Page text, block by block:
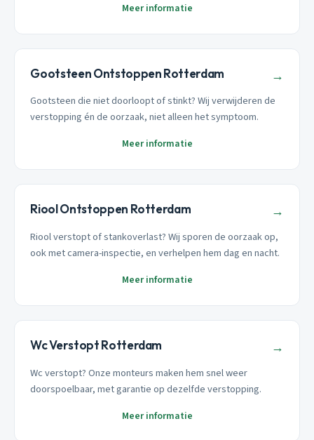
Meer informatie
Gootsteen Ontstoppen Rotterdam →
Gootsteen die niet doorloopt of stinkt? Wij verwijderen de
verstopping én de oorzaak, niet alleen het symptoom.
Meer informatie
Riool Ontstoppen Rotterdam →
Riool verstopt of stankoverlast? Wij sporen de oorzaak op,
ook met camera-inspectie, en verhelpen hem dag en nacht.
Meer informatie
Wc Verstopt Rotterdam →
Wc verstopt? Onze monteurs maken hem snel weer
doorspoelbaar, met garantie op dezelfde verstopping.
Meer informatie